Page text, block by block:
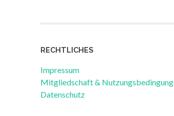
RECHTLICHES
Impressum
Mitgliedschaft & Nutzungsbedingung
Datenschutz